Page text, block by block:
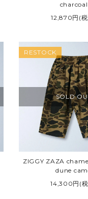
charcoal
12,870円(
SOLD
RESTOCK
ZIGGY ZAZA
dune
14,300円(